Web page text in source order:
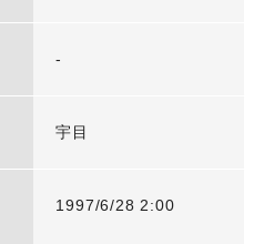
-
宇目
1997/6/28 2:00